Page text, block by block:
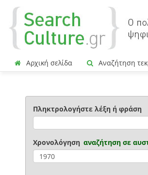
Αρχική σελίδα Αναζήτηση
Πληκτρολογήστε λέξη ή φράση
Χρονολόγηση αναζήτηση σε